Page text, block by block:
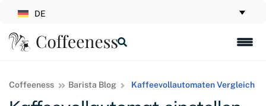
DE
Coffeeness Barista Blog Kaffeevollautomaten Vergleich